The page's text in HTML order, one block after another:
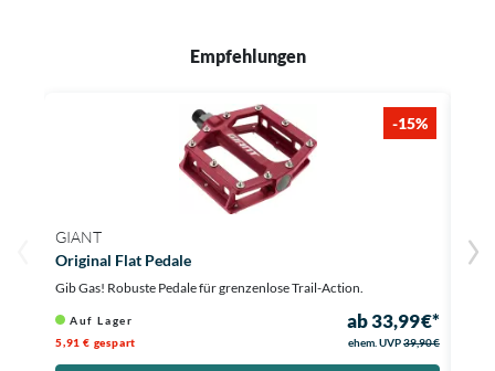
Empfehlungen
-15%
GIANT
Original Flat Pedale
Gib Gas! Robuste Pedale für grenzenlose Trail-Action.
Auf Lager ab 33,99 €*
5,91 € gespart ehem. UVP39,90 €